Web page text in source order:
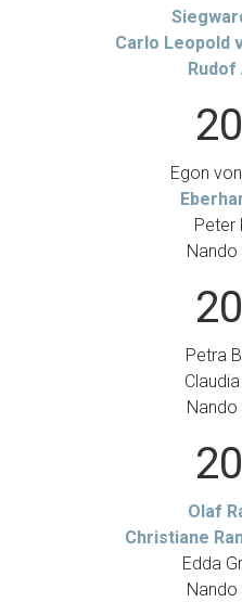
Carlo Leopold
Egon
Peter
Petra
Olaf
Christiane
Edda